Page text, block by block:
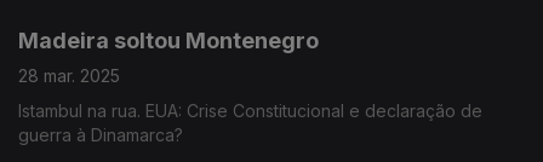
Madeira soltou Montenegro
28 mar. 2025
Istambul na rua. EUA: Crise Constitucional e declaração de
guerra à Dinamarca?